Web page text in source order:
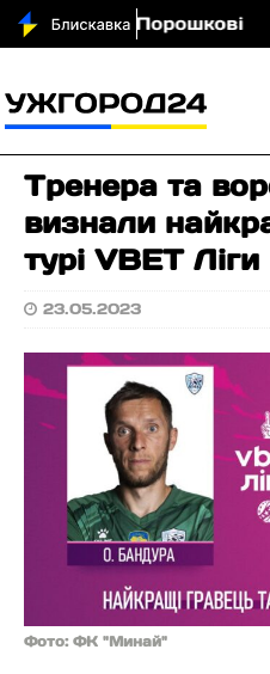
кіньми у Порошкові
Тренера та
визнали
турі VBET Ліги
23.05.2023
Фото: ФК "Минай"